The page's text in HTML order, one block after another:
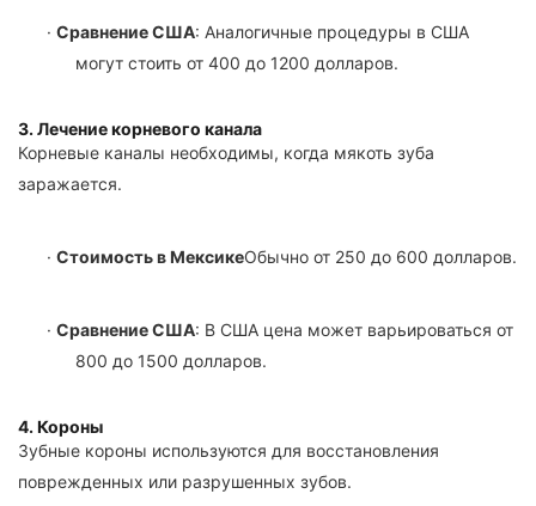
· Сравнение США: Аналогичные процедуры в США
могут стоить от 400 до 1200 долларов.
3. Лечение корневого канала
Корневые каналы необходимы, когда мякоть зуба
заражается.
· Стоимость в МексикеОбычно от 250 до 600 долларов.
· Сравнение США: В США цена может варьироваться от
800 до 1500 долларов.
4. Короны
Зубные короны используются для восстановления
поврежденных или разрушенных зубов.